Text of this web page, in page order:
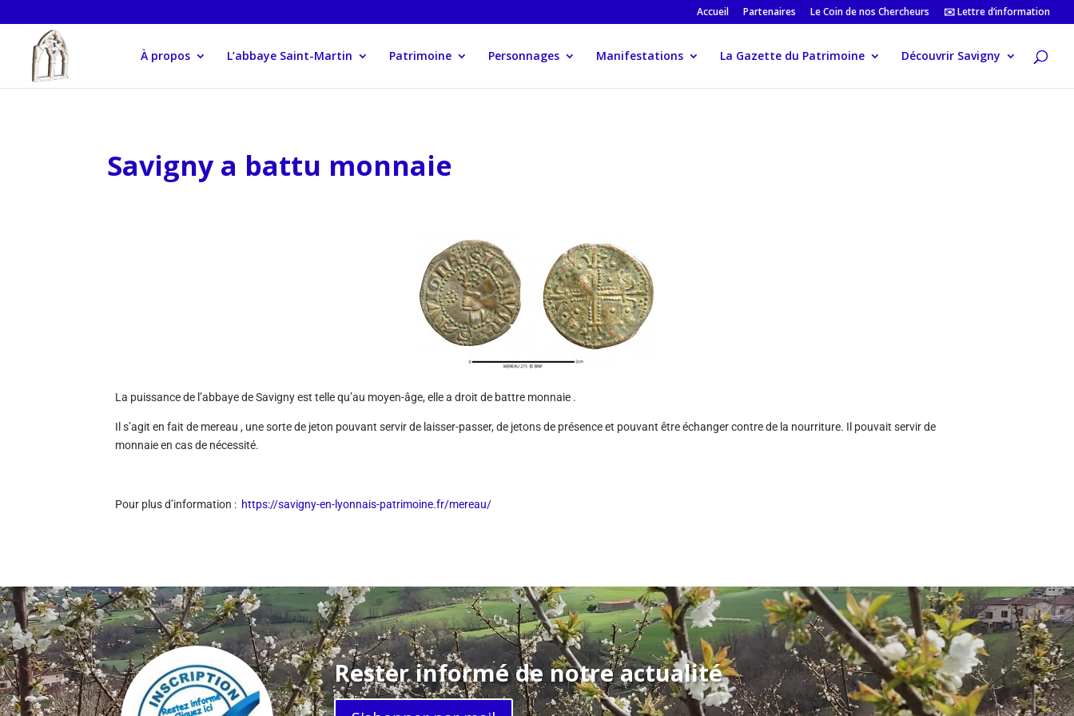
Accueil Partenaires Le Coin de nos Chercheurs ✉️ Lettre d’information
À propos L’abbaye Saint-Martin Patrimoine Personnages Manifestations La Gazette du Patrimoine Découvrir Savigny
Savigny a battu monnaie
La puissance de l’abbaye de Savigny est telle qu’au moyen-âge, elle a droit de battre monnaie .
Il s’agit en fait de mereau , une sorte de jeton pouvant servir de laisser-passer, de jetons de présence et pouvant être échanger contre de la nourriture. Il pouvait servir de
monnaie en cas de nécessité.
Pour plus d’information : https://savigny-en-lyonnais-patrimoine.fr/mereau/
Rester informé de notre actualité